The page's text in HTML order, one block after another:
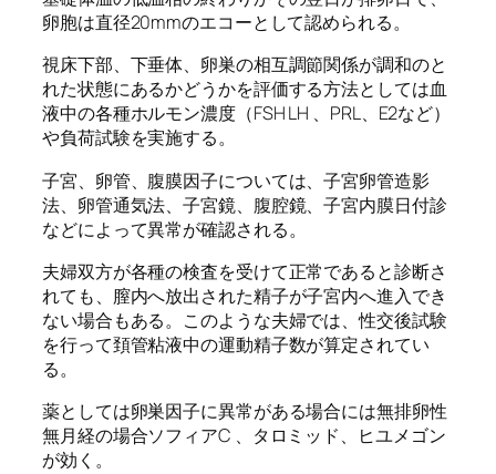
卵胞は直径20mmのエコーとして認められる。
視床下部、下垂体、卵巣の相互調節関係が調和のと
れた状態にあるかどうかを評価する方法としては血
液中の各種ホルモン濃度（FSH LH 、PRL、E2など）
や負荷試験を実施する。
子宮、卵管、腹膜因子については、子宮卵管造影
法、卵管通気法、子宮鏡、腹腔鏡、子宮内膜日付診
などによって異常が確認される。
夫婦双方が各種の検査を受けて正常であると診断さ
れても、膣内へ放出された精子が子宮内へ進入でき
ない場合もある。このような夫婦では、性交後試験
を行って頚管粘液中の運動精子数が算定されてい
る。
薬としては卵巣因子に異常がある場合には無排卵性
無月経の場合ソフィアC 、タロミッド、ヒユメゴン
が効く。